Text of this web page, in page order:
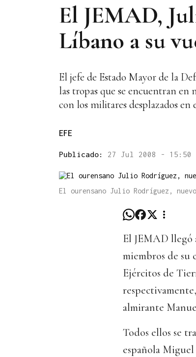
El JEMAD,
Líbano a su
El jefe de Estado Mayor de la
las tropas que se encuentran
con los militares desplazados en
EFE
Publicado: 27 Jul 2008 - 15:50
El ourensano Julio Rodríguez,
El JEMAD llegó
miembros de su
Ejércitos de
almirante
Todos ellos se
española